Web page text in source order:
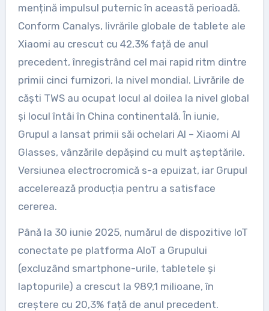
mențină impulsul puternic în această perioadă.
Conform Canalys, livrările globale de tablete ale
Xiaomi au crescut cu 42,3% față de anul
precedent, înregistrând cel mai rapid ritm dintre
primii cinci furnizori, la nivel mondial. Livrările de
căști TWS au ocupat locul al doilea la nivel global
și locul întâi în China continentală. În iunie,
Grupul a lansat primii săi ochelari AI – Xiaomi AI
Glasses, vânzările depășind cu mult așteptările.
Versiunea electrocromică s-a epuizat, iar Grupul
accelerează producția pentru a satisface
cererea.
Până la 30 iunie 2025, numărul de dispozitive IoT
conectate pe platforma AIoT a Grupului
(excluzând smartphone-urile, tabletele și
laptopurile) a crescut la 989,1 milioane, în
creștere cu 20,3% față de anul precedent.